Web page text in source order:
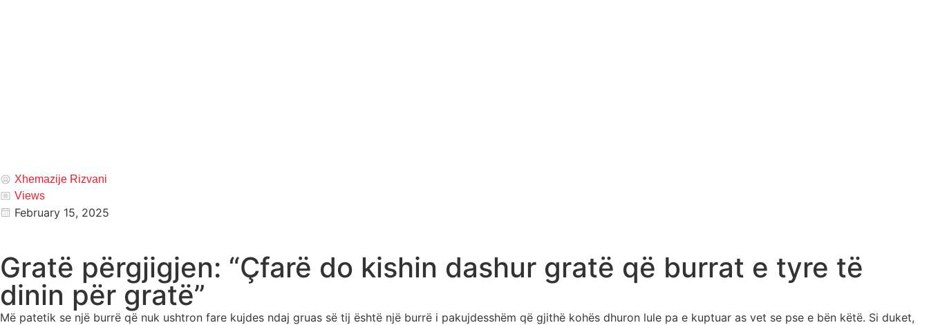
Xhemazije Rizvani
Views
February 15, 2025
Gratë përgjigjen: “Çfarë do kishin dashur gratë që burrat e tyre të
dinin për gratë”
Më patetik se një burrë që nuk ushtron fare kujdes ndaj gruas së tij është një burrë i pakujdesshëm që gjithë kohës dhuron lule pa e kuptuar as vet se pse e bën këtë. Si duket,